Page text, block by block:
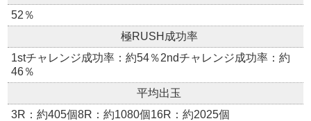
52％
極RUSH成功率
1stチャレンジ成功率：約54％2ndチャレンジ成功率：約
46％
平均出玉
3R：約405個8R：約1080個16R：約2025個